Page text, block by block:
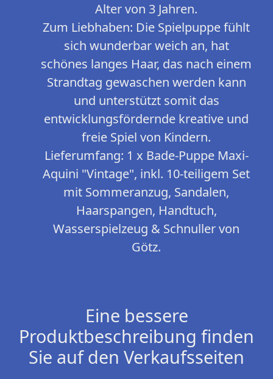
Alter von 3 Jahren.
Zum Liebhaben: Die Spielpuppe fühlt
sich wunderbar weich an, hat
schönes langes Haar, das nach einem
Strandtag gewaschen werden kann
und unterstützt somit das
entwicklungsfördernde kreative und
freie Spiel von Kindern.
Lieferumfang: 1 x Bade-Puppe Maxi-
Aquini "Vintage", inkl. 10-teiligem Set
mit Sommeranzug, Sandalen,
Haarspangen, Handtuch,
Wasserspielzeug & Schnuller von
Götz.
Eine bessere
Produktbeschreibung finden
Sie auf den Verkaufsseiten